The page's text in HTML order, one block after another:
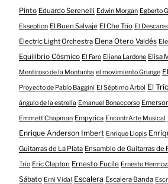
Pinto Eduardo Serenelli Edwin Morgan Egberto
Ekseption El Buen Salvaje El Che Trío El
Electric Light Orchestra Elena Otero Valdés
Equilibrio Cósmico El Faro Eliana Lardone Elisa
Mentiroso de la Montanha el movimiento Grunge
Proyecto de Pablo Baggini El Séptimo Árbol El Trío
ángulo de la estrella Emanuel Bonaccorso
Emmett Chapman Empyrica EncontrArte Musical
Enrique Anderson Imbert Enrique Llopis
Guitarras de La Plata Ensamble de Guitarras de
Trío Eric Clapton Ernesto Fucile Ernesto
Sábato Erni Vidal Escalera Escalera Banda